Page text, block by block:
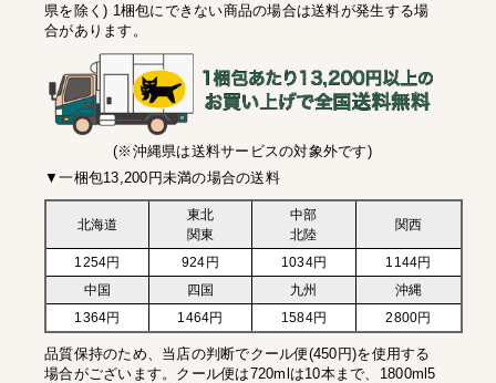
県を除く) 1梱包にできない商品の場合は送料が発生する場
合があります。
(※沖縄県は送料サービスの対象外です)
▼一梱包13,200円未満の場合の送料
北海道
東北
関東
中部
北陸
関西
1254円 924円 1034円
1144円
中国
四国 九州
沖縄
1364円
1464円 1584円 2800円
品質保持のため、当店の判断でクール便(450円)を使用する
場合がございます。クール便は720mlは10本まで、1800ml5